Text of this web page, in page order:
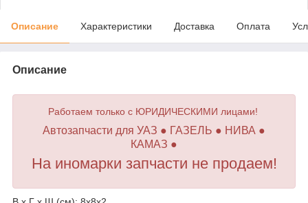
Описание Характеристики Доставка Оплата
Описание
Работаем только с ЮРИДИЧЕСКИМИ лицами!
Автозапчасти для УАЗ ● ГАЗЕЛЬ ● НИВА ●
КАМАЗ ●
На иномарки запчасти не продаем!